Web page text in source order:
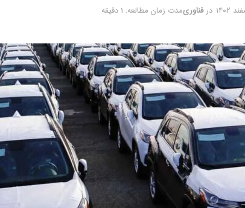
در فناوریمدت زمان مطالعه: 1 دقیقه